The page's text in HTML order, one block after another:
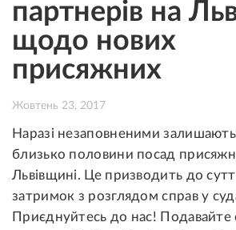
партнерів на
щодо нових
присяжних
Жовтень 23, 2017
Наразі незаповненими
близько половини посад
Львівщині. Це призводить до
затримок з розглядом справ у
Приєднуйтесь до нас! Подавайте